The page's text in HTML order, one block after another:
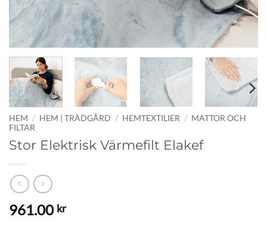
HEM / HEM | TRÄDGÅRD / HEMTEXTILIER / MATTOR OCH
FILTAR
Stor Elektrisk Värmefilt Elakef
961.00 kr